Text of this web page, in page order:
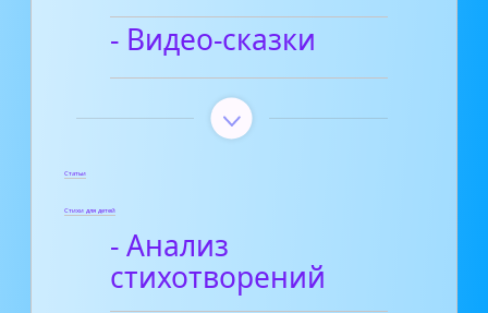
- Видео-сказки
Статьи
Стихи для детей
- Анализ
стихотворений